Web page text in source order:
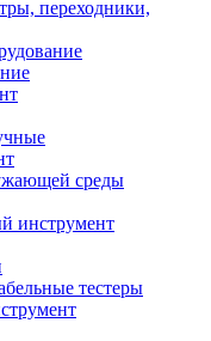
переходники,
среды
инструмент
тестеры